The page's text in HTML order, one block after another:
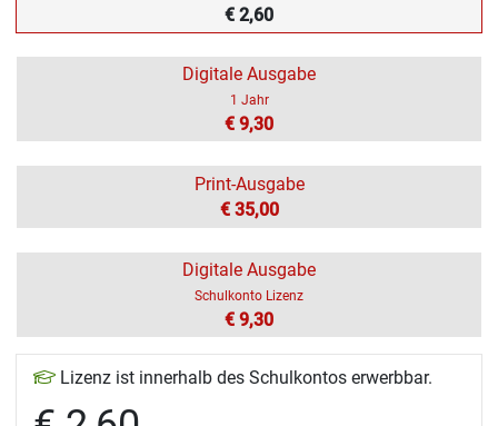
€ 2,60
Digitale Ausgabe
1 Jahr
€ 9,30
Print-Ausgabe
€ 35,00
Digitale Ausgabe
Schulkonto Lizenz
€ 9,30
Lizenz ist innerhalb des Schulkontos erwerbbar.